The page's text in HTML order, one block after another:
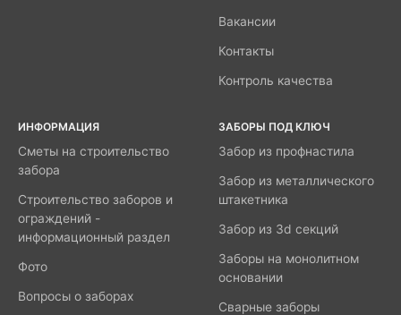
Вакансии
Контакты
Контроль качества
ИНФОРМАЦИЯ
Сметы на строительство
забора
Строительство заборов и
ограждений -
информационный раздел
Фото
Вопросы о заборах
ЗАБОРЫ ПОД КЛЮЧ
Забор из профнастила
Забор из металлического
штакетника
Забор из 3d секций
Заборы на монолитном
основании
Сварные заборы